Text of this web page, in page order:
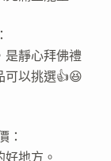
是靜心拜佛禮
可以挑選👍😆
：
地方。